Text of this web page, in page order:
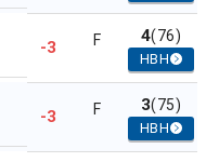
-3 F 4(76)
HBH
-3 F 3(75)
HBH